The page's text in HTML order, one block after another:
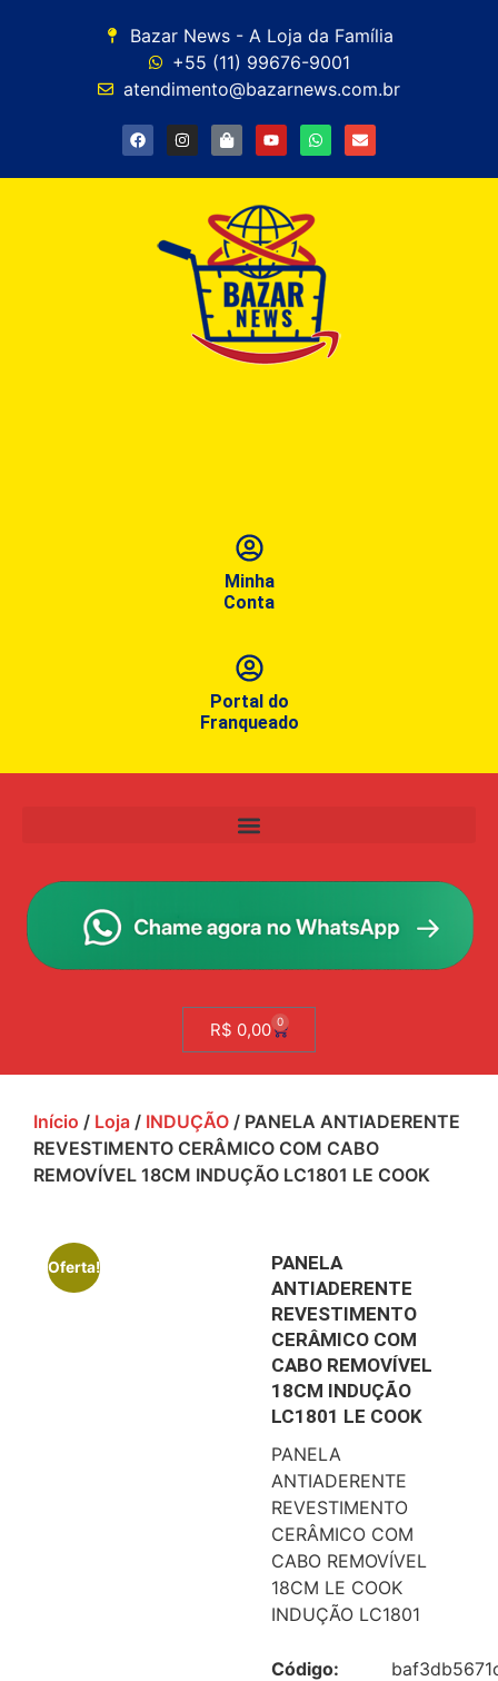
Bazar News - A Loja da Família
+55 (11) 99676-9001
atendimento@bazarnews.com.br
Minha
Conta
Portal do
Franqueado
R$ 0,00 0
Início / Loja / INDUÇÃO / PANELA ANTIADERENTE
REVESTIMENTO CERÂMICO COM CABO
REMOVÍVEL 18CM INDUÇÃO LC1801 LE COOK
Oferta!
PANELA
ANTIADERENTE
REVESTIMENTO
CERÂMICO COM
CABO REMOVÍVEL
18CM INDUÇÃO
LC1801 LE COOK
PANELA
ANTIADERENTE
REVESTIMENTO
CERÂMICO COM
CABO REMOVÍVEL
18CM LE COOK
INDUÇÃO LC1801
Código: